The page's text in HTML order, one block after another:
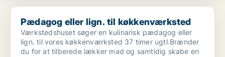
Pædagog eller lign. til køkkenværksted
Pædagog eller lign. til køkkenværksted
Værkstedshuset søger en kulinarisk pædagog eller
lign. til vores køkkenværksted 37 timer ugtl.Brænder
du for at tilberede lækker mad og samtidig skabe en